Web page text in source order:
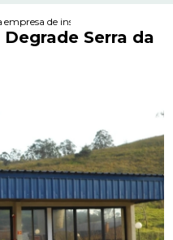
empresas
empresa de insulfilm degrade serra
Serra da